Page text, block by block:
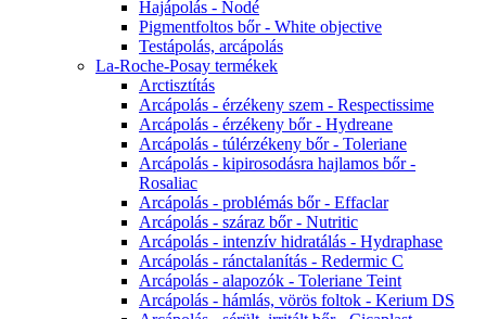
Hajápolás - Nodé
Pigmentfoltos bőr - White objective
Testápolás, arcápolás
La-Roche-Posay termékek
Arctisztítás
Arcápolás - érzékeny szem - Respectissime
Arcápolás - érzékeny bőr - Hydreane
Arcápolás - túlérzékeny bőr - Toleriane
Arcápolás - kipirosodásra hajlamos bőr -
Rosaliac
Arcápolás - problémás bőr - Effaclar
Arcápolás - száraz bőr - Nutritic
Arcápolás - intenzív hidratálás - Hydraphase
Arcápolás - ránctalanítás - Redermic C
Arcápolás - alapozók - Toleriane Teint
Arcápolás - hámlás, vörös foltok - Kerium DS